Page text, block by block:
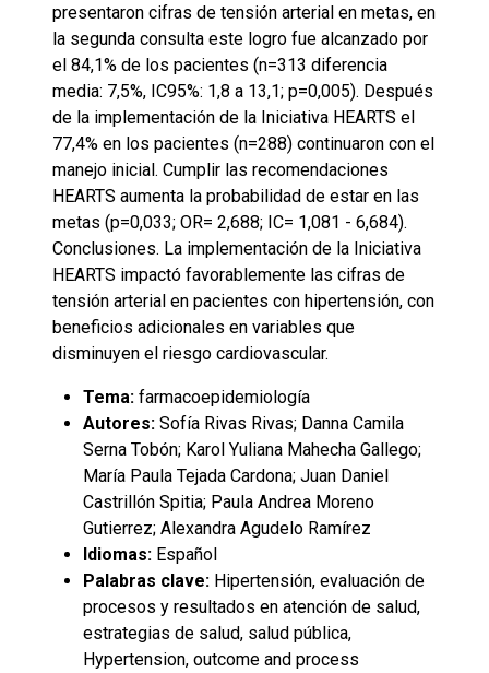
presentaron cifras de tensión arterial en metas, en
la segunda consulta este logro fue alcanzado por
el 84,1% de los pacientes (n=313 diferencia
media: 7,5%, IC95%: 1,8 a 13,1; p=0,005). Después
de la implementación de la Iniciativa HEARTS el
77,4% en los pacientes (n=288) continuaron con el
manejo inicial. Cumplir las recomendaciones
HEARTS aumenta la probabilidad de estar en las
metas (p=0,033; OR= 2,688; IC= 1,081 - 6,684).
Conclusiones. La implementación de la Iniciativa
HEARTS impactó favorablemente las cifras de
tensión arterial en pacientes con hipertensión, con
beneficios adicionales en variables que
disminuyen el riesgo cardiovascular.
Tema: farmacoepidemiología
Autores: Sofía Rivas Rivas; Danna Camila
Serna Tobón; Karol Yuliana Mahecha Gallego;
María Paula Tejada Cardona; Juan Daniel
Castrillón Spitia; Paula Andrea Moreno
Gutierrez; Alexandra Agudelo Ramírez
Idiomas: Español
Palabras clave: Hipertensión, evaluación de
procesos y resultados en atención de salud,
estrategias de salud, salud pública,
Hypertension, outcome and process